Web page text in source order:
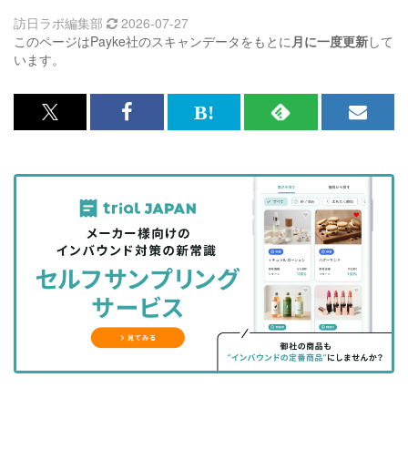
このページはPayke社のスキャンデータをもとに月に一度更新して
います。
訪日ラボ編集部 2026-07-27
x<br>
記
を
シ
ェ
る
Facebook<br>
記
事
を
シ
ェ
ア
す
る
は
な
ッ
ク
マ
に
RSS
記
事
を
購
読
す
る
メ
マ
ガ
登
録
す
る